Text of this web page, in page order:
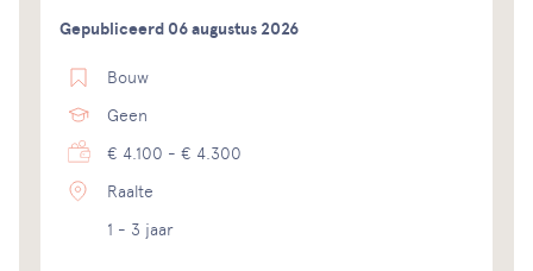
Gepubliceerd 06 augustus 2026
Bouw
Geen
€ 4.100 - € 4.300
Raalte
1 - 3 jaar